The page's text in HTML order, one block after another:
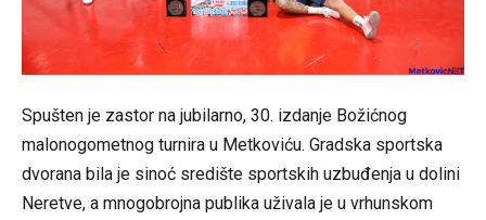
Spušten je zastor na jubilarno, 30. izdanje Božićnog
malonogometnog turnira u Metkoviću. Gradska sportska
dvorana bila je sinoć središte sportskih uzbuđenja u dolini
Neretve, a mnogobrojna publika uživala je u vrhunskom